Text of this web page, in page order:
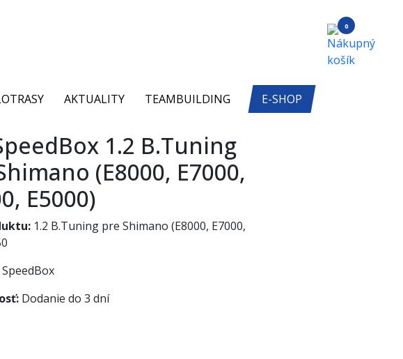
0
AKTUALITY TEAMBUILDING E-SHOP
1.2 B.Tuning
(E8000, E7000,
E5000)
1.2 B.Tuning pre Shimano (E8000, E7000,
Dodanie do 3 dní